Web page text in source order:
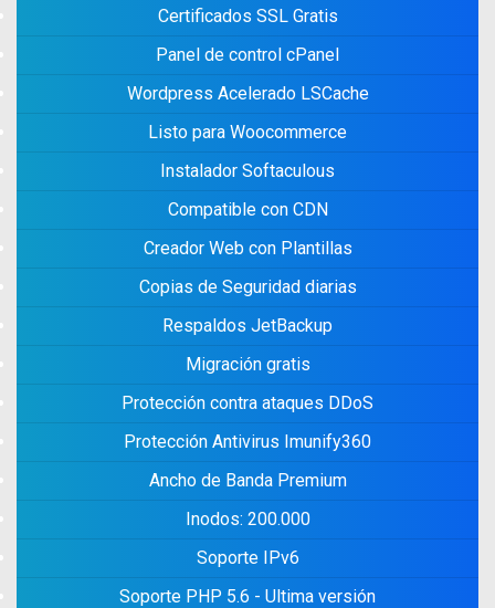
Certificados SSL Gratis
Panel de control cPanel
Wordpress Acelerado LSCache
Listo para Woocommerce
Instalador Softaculous
Compatible con CDN
Creador Web con Plantillas
Copias de Seguridad diarias
Respaldos JetBackup
Migración gratis
Protección contra ataques DDoS
Protección Antivirus Imunify360
Ancho de Banda Premium
Inodos: 200.000
Soporte IPv6
Soporte PHP 5.6 - Ultima versión